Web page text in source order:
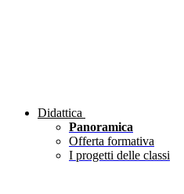
Didattica
Panoramica
Offerta formativa
I progetti delle classi